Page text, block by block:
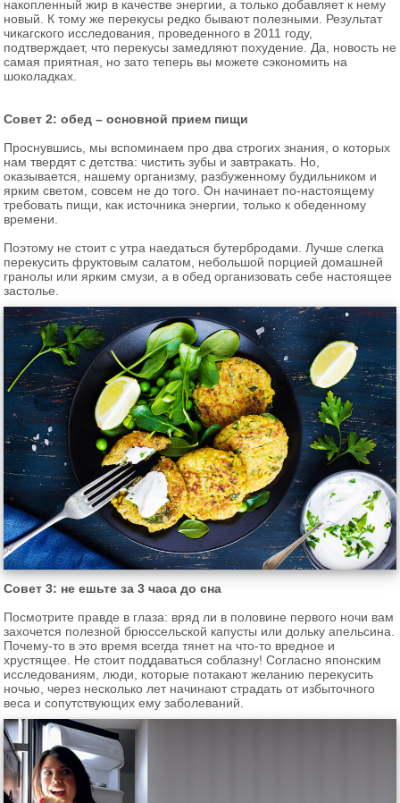
накопленный жир в качестве энергии, а только добавляет к нему
новый. К тому же перекусы редко бывают полезными. Результат
чикагского исследования, проведенного в 2011 году,
подтверждает, что перекусы замедляют похудение. Да, новость не
самая приятная, но зато теперь вы можете сэкономить на
шоколадках.
Совет 2: обед – основной прием пищи
Проснувшись, мы вспоминаем про два строгих знания, о которых
нам твердят с детства: чистить зубы и завтракать. Но,
оказывается, нашему организму, разбуженному будильником и
ярким светом, совсем не до того. Он начинает по-настоящему
требовать пищи, как источника энергии, только к обеденному
времени.
Поэтому не стоит с утра наедаться бутербродами. Лучше слегка
перекусить фруктовым салатом, небольшой порцией домашней
гранолы или ярким смузи, а в обед организовать себе настоящее
застолье.
Совет 3: не ешьте за 3 часа до сна
Посмотрите правде в глаза: вряд ли в половине первого ночи вам
захочется полезной брюссельской капусты или дольку апельсина.
Почему-то в это время всегда тянет на что-то вредное и
хрустящее. Не стоит поддаваться соблазну! Согласно японским
исследованиям, люди, которые потакают желанию перекусить
ночью, через несколько лет начинают страдать от избыточного
веса и сопутствующих ему заболеваний.